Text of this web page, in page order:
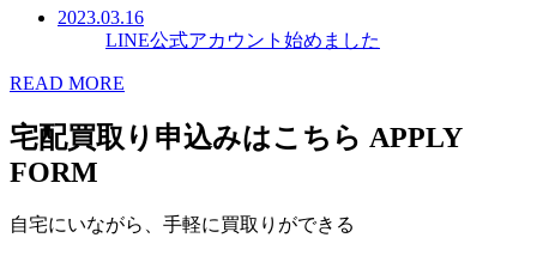
2023.03.16
LINE公式アカウント始めました
READ MORE
宅配買取り申込みはこちら APPLY
FORM
自宅にいながら、手軽に買取りができる